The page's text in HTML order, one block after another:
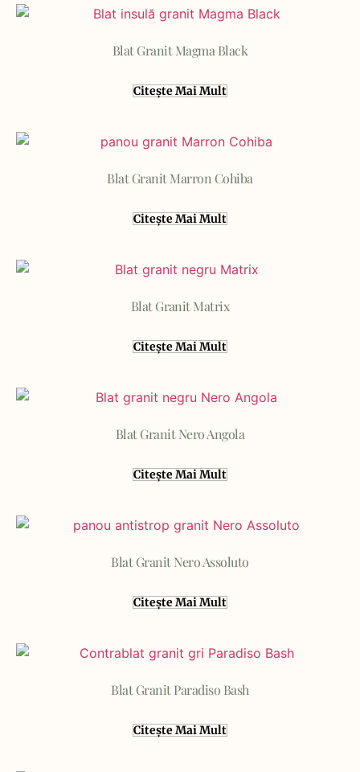
Blat Granit Magma Black
Citește Mai Mult
Blat Granit Marron Cohiba
Citește Mai Mult
Blat Granit Matrix
Citește Mai Mult
Blat Granit Nero Angola
Citește Mai Mult
Blat Granit Nero Assoluto
Citește Mai Mult
Blat Granit Paradiso Bash
Citește Mai Mult